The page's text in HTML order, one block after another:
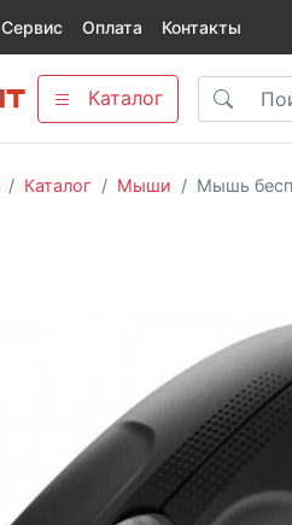
Сервис Оплата Контакты
Каталог
Каталог Мыши Мышь